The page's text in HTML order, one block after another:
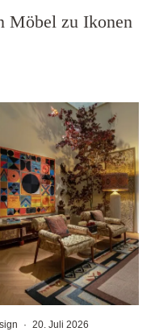
Möbel zu Ikonen
· 20. Juli 2026